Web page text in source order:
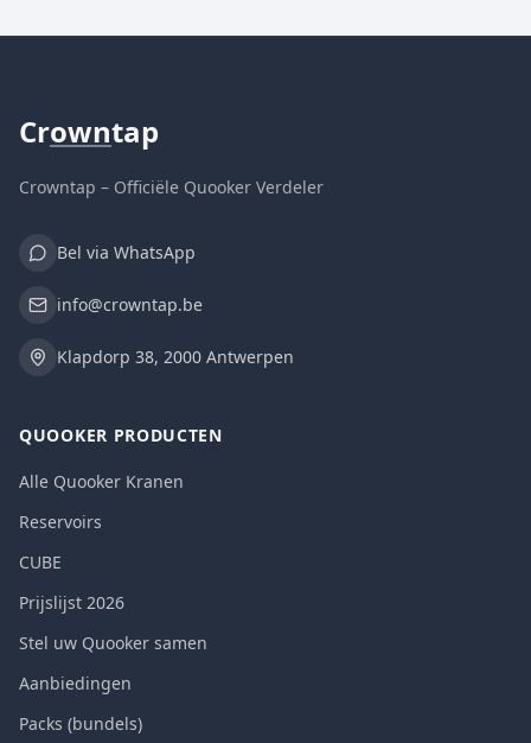
Crowntap
Crowntap – Officiële Quooker Verdeler
Bel via WhatsApp
info@crowntap.be
Klapdorp 38, 2000 Antwerpen
QUOOKER PRODUCTEN
Alle Quooker Kranen
Reservoirs
CUBE
Prijslijst 2026
Stel uw Quooker samen
Aanbiedingen
Packs (bundels)